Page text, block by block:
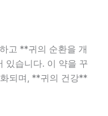
고 **귀의 순환을 개
있습니다. 이 약을 꾸
되며, **귀의 건강**